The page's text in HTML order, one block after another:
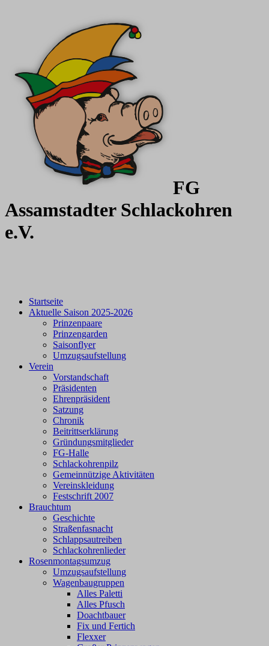
FG
Assamstadter Schlackohren
e.V.
Startseite
Aktuelle Saison 2025-2026
Prinzenpaare
Prinzengarden
Saisonflyer
Umzugsaufstellung
Verein
Vorstandschaft
Präsidenten
Ehrenpräsident
Satzung
Chronik
Beitrittserklärung
Gründungsmitglieder
FG-Halle
Schlackohrenpilz
Gemeinnützige Aktivitäten
Vereinskleidung
Festschrift 2007
Brauchtum
Geschichte
Straßenfasnacht
Schlappsautreiben
Schlackohrenlieder
Rosenmontagsumzug
Umzugsaufstellung
Wagenbaugruppen
Alles Paletti
Alles Pfusch
Doachtbauer
Fix und Fertich
Flexxer